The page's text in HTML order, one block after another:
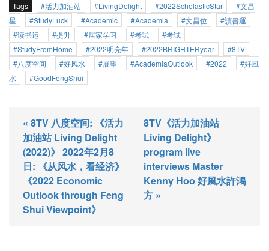
Tags 活力加油站 LivingDelight 2022ScholasticStar
文昌
星
StudyLuck Academic Academia 文昌位
讀書運
读书运
提升 居家学习 考試
考试
StudyFromHome
2022明亮年 2022BRIGHTERyear
8TV
八度空间
好风水 展望 AcademiaOutlook 2022
好風
水
GoodFengShui
« 8TV 八度空间: 《活力
加油站 Living Delight
(2022)》 2022年2月8
日: 《从风水，看经济》
《2022 Economic
Outlook through Feng
Shui Viewpoint》
8TV《活力加油站
Living Delight》
program live
interviews Master
Kenny Hoo 好風水許鴻
方 »